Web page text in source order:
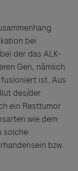
bei
der das ALK-
Gen, nämlich
ist. Aus
des/der
ein Resttumor
wie dem
solche
bzw.